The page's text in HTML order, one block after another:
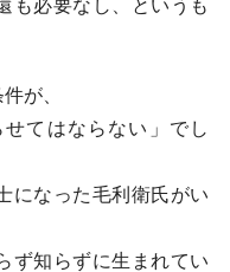
も必要なし、というも
が、
せてはならない」でし
になった毛利衛氏がい
ず知らずに生まれてい